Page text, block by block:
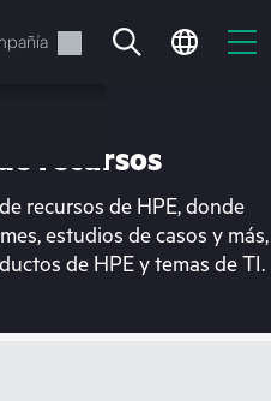
tu
recursos
recursos de HPE, donde
estudios de casos y más,
de HPE y temas de TI.